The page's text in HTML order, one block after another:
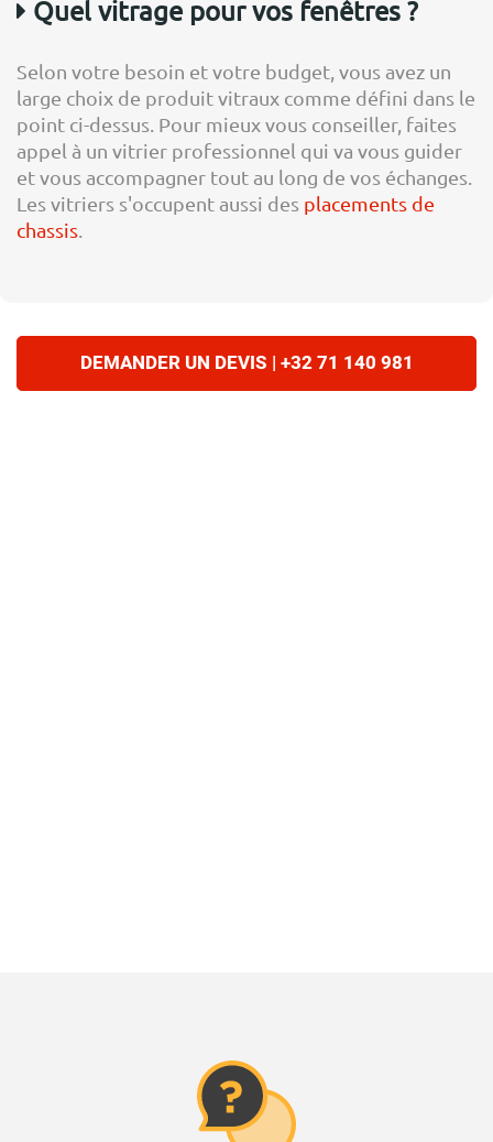
Quel vitrage pour vos fenêtres ?
Selon votre besoin et votre budget, vous avez un
large choix de produit vitraux comme défini dans le
point ci-dessus. Pour mieux vous conseiller, faites
appel à un vitrier professionnel qui va vous guider
et vous accompagner tout au long de vos échanges.
Les vitriers s'occupent aussi des placements de
chassis
DEMANDER UN DEVIS | +32 71 140 981